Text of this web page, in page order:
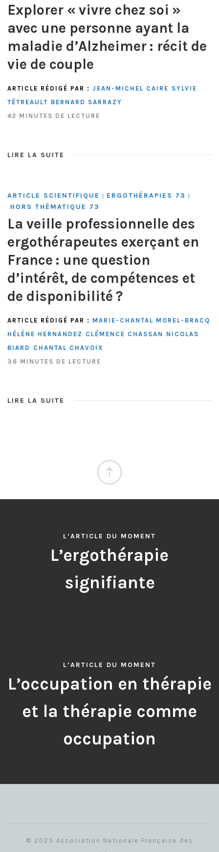
Explorer « vivre chez soi »
avec une personne ayant la
maladie d’Alzheimer : récit de
vie de couple
ARTICLE RÉDIGÉ PAR : JEAN-MICHEL CAIRE SYLVIE
TÉTREAULT BERNARD SARRAZY
42 MINUTES DE LECTURE
LIRE LA SUITE
ARTICLE SCIENTIFIQUE | ERGOTHÉRAPIES 73 |
HORS THÉMATIQUE 73
La veille professionnelle des
ergothérapeutes exerçant en
France : une question
d’intérêt, de compétences et
de disponibilité ?
ARTICLE RÉDIGÉ PAR : MARIE-CHANTAL MOREL-BRACQ
HÉLÈNE HERNANDEZ
CLÉMENCE CHASSAN
NICOLAS
BIARD
CHANTAL CHAVOIX
36 MINUTES DE LECTURE
LIRE LA SUITE
L’ARTICLE DU MOMENT
L’ergothérapie
signifiante
L’ARTICLE DU MOMENT
L’occupation en thérapie
et la thérapie comme
occupation
© 2025 Association Nationale Française des